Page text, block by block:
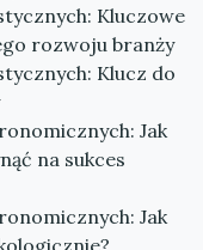
Kluczowe
rozwoju branży
Klucz do
Jak
na sukces
Jak